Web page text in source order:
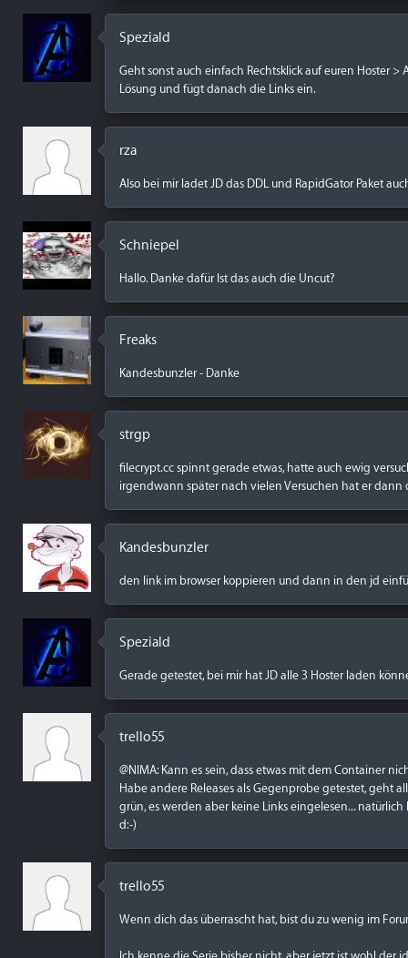
Speziald
Geht sonst auch einfach Rechtsklick auf euren Hoster
Lösung und fügt danach die Links ein.
rza
Also bei mir ladet JD das DDL und RapidGator Paket
Schniepel
Hallo. Danke dafür Ist das auch die Uncut?
Freaks
Kandesbunzler - Danke
strgp
filecrypt.cc spinnt gerade etwas, hatte auch ewig
irgendwann später nach vielen Versuchen hat er dann
Kandesbunzler
den link im browser koppieren und dann in den jd
Speziald
Gerade getestet, bei mir hat JD alle 3 Hoster laden
trello55
@NIMA: Kann es sein, dass etwas mit dem Container
Habe andere Releases als Gegenprobe getestet, geht
grün, es werden aber keine Links eingelesen...
d:-)
trello55
Wenn dich das überrascht hat, bist du zu wenig im